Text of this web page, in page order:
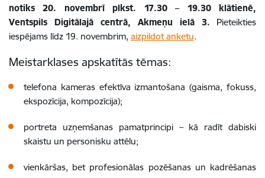
notiks 20. novembrī plkst. 17.30 – 19.30 klātienē,
Ventspils Digitālajā centrā, Akmeņu ielā 3. Pieteikties
iespējams līdz 19. novembrim, aizpildot anketu.
Meistarklases apskatītās tēmas:
telefona kameras efektīva izmantošana (gaisma, fokuss,
ekspozīcija, kompozīcija);
portreta uzņemšanas pamatprincipi – kā radīt dabiski
skaistu un personisku attēlu;
vienkāršas, bet profesionālas pozēšanas un kadrēšanas